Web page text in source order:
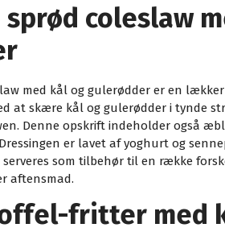
sprød coleslaw
med kål og gulerødder er en
at skære kål og gulerødder i tynde
Denne opskrift indeholder også
er lavet af yoghurt og
serveres som tilbehør til en række
aftensmad.
fritter med